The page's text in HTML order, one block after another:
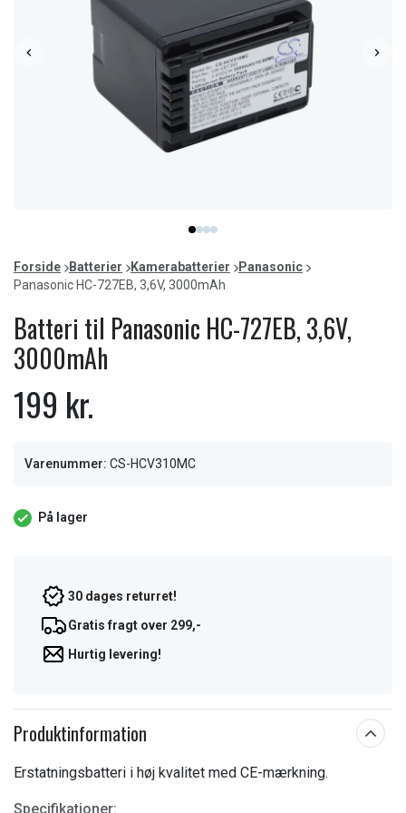
item
0
item
1
item
2
item
3
of
4
Forside Batterier Kamerabatterier
Panasonic
Panasonic HC-727EB, 3,6V, 3000mAh
Batteri til Panasonic HC-727EB, 3,6V,
3000mAh
199 kr.
Varenummer: CS-HCV310MC
På lager
30 dages returret!
Gratis fragt over 299,-
Hurtig levering!
Produktinformation
Erstatningsbatteri i høj kvalitet med CE-mærkning.
Specifikationer: